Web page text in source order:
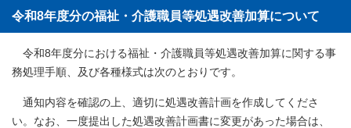
令和8年度分の福祉・介護職員等処遇改善加算について
令和8年度分における福祉・介護職員等処遇改善加算に関する事
務処理手順、及び各種様式は次のとおりです。
通知内容を確認の上、適切に処遇改善計画を作成してくださ
い。なお、一度提出した処遇改善計画書に変更があった場合は、